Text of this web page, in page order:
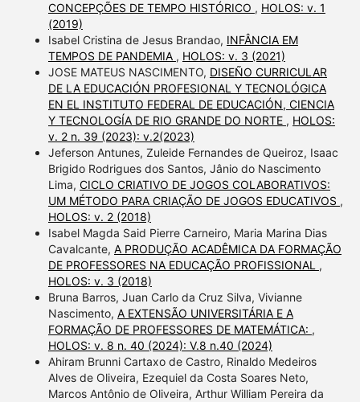
CONCEPÇÕES DE TEMPO HISTÓRICO , HOLOS: v. 1
(2019)
Isabel Cristina de Jesus Brandao, INFÂNCIA EM
TEMPOS DE PANDEMIA , HOLOS: v. 3 (2021)
JOSE MATEUS NASCIMENTO, DISEÑO CURRICULAR
DE LA EDUCACIÓN PROFESIONAL Y TECNOLÓGICA
EN EL INSTITUTO FEDERAL DE EDUCACIÓN, CIENCIA
Y TECNOLOGÍA DE RIO GRANDE DO NORTE , HOLOS:
v. 2 n. 39 (2023): v.2(2023)
Jeferson Antunes, Zuleide Fernandes de Queiroz, Isaac
Brigido Rodrigues dos Santos, Jânio do Nascimento
Lima, CICLO CRIATIVO DE JOGOS COLABORATIVOS:
UM MÉTODO PARA CRIAÇÃO DE JOGOS EDUCATIVOS ,
HOLOS: v. 2 (2018)
Isabel Magda Said Pierre Carneiro, Maria Marina Dias
Cavalcante, A PRODUÇÃO ACADÊMICA DA FORMAÇÃO
DE PROFESSORES NA EDUCAÇÃO PROFISSIONAL ,
HOLOS: v. 3 (2018)
Bruna Barros, Juan Carlo da Cruz Silva, Vivianne
Nascimento, A EXTENSÃO UNIVERSITÁRIA E A
FORMAÇÃO DE PROFESSORES DE MATEMÁTICA: ,
HOLOS: v. 8 n. 40 (2024): V.8 n.40 (2024)
Ahiram Brunni Cartaxo de Castro, Rinaldo Medeiros
Alves de Oliveira, Ezequiel da Costa Soares Neto,
Marcos Antônio de Oliveira, Arthur William Pereira da